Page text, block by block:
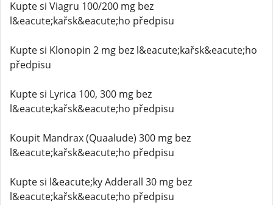
Kupte si Viagru 100/200 mg bez
l&eacute;kařsk&eacute;ho předpisu
Kupte si Klonopin 2 mg bez l&eacute;kařsk&eacute;ho
předpisu
Kupte si Lyrica 100, 300 mg bez
l&eacute;kařsk&eacute;ho předpisu
Koupit Mandrax (Quaalude) 300 mg bez
l&eacute;kařsk&eacute;ho předpisu
Kupte si l&eacute;ky Adderall 30 mg bez
l&eacute;kařsk&eacute;ho předpisu